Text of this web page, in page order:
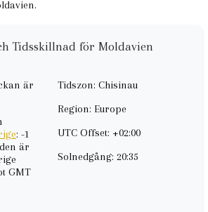
Tidsskillnad för Moldavien
är
: -1
är
GMT
Tidszon: Chisinau
Region: Europe
UTC Offset: +02:00
Solnedgång: 20:35